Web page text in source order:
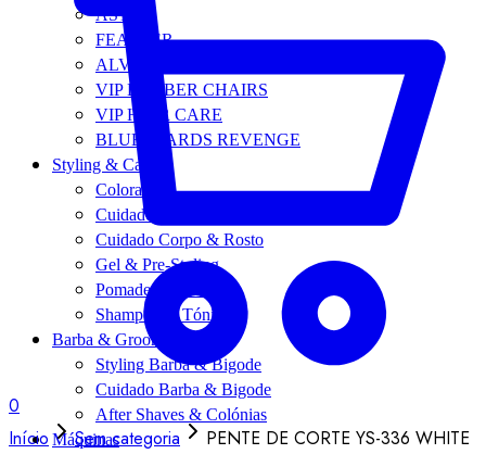
ASTRA
FEATHER
ALVAREZ GÓMEZ
VIP BARBER CHAIRS
VIP HAIR CARE
BLUEBEARDS REVENGE
Styling & Care
Coloração
Cuidado Capilar
Cuidado Corpo & Rosto
Gel & Pre-Styling
Pomades & Ceras
Shampoo & Tónico
Barba & Grooming
Styling Barba & Bigode
Cuidado Barba & Bigode
After Shaves & Colónias
Máquinas
0
Início
Sem categoria PENTE DE CORTE YS-336 WHITE